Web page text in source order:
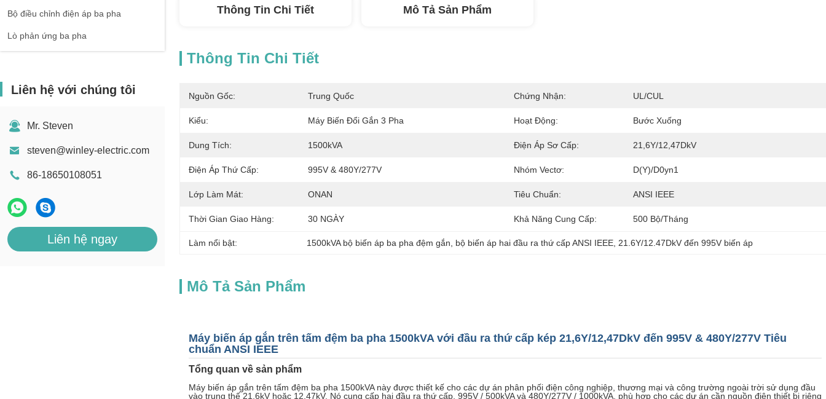
Bộ điều chỉnh điện áp ba pha
Lò phản ứng ba pha
Liên hệ với chúng tôi
Mr. Steven
steven@winley-electric.com
86-18650108051
Liên hệ ngay
Thông Tin Chi Tiết Mô Tả Sản Phẩm
Thông Tin Chi Tiết
Nguồn Gốc: Trung Quốc Chứng Nhận: UL/cUL
Kiểu: Máy Biến Đổi Gắn 3 Pha Hoạt Động: Bước Xuống
Dung Tích: 1500kVA Điện Áp Sơ Cấp: 21,6Y/12,47DkV
Điện Áp Thứ Cấp: 995V & 480Y/277V Nhóm Vectơ: D(Y)/d0yn1
Lớp Làm Mát: ONAN Tiêu Chuẩn: ANSI IEEE
Thời Gian Giao Hàng: 30 NGÀY Khả Năng Cung Cấp: 500 Bộ/tháng
Làm nổi bật: 1500kVA bộ biến áp ba pha đệm gắn bộ biến áp hai đầu ra thứ cấp ANSI IEEE 21.6Y/12.47DkV đến 995V biến áp
Mô Tả Sản Phẩm
Máy biến áp gắn trên tấm đệm ba pha 1500kVA với đầu ra thứ cấp kép 21,6Y/12,47DkV đến 995V & 480Y/277V Tiêu
chuẩn ANSI IEEE
Tổng quan về sản phẩm
Máy biến áp gắn trên tấm đệm ba pha 1500kVA này được thiết kế cho các dự án phân phối điện công nghiệp, thương mại và công trường ngoài trời sử dụng đầu
vào trung thế 21,6kV hoặc 12,47kV. Nó cung cấp hai đầu ra thứ cấp, 995V / 500kVA và 480Y/277V / 1000kVA, phù hợp cho các dự án cần nguồn điện thiết bị riêng